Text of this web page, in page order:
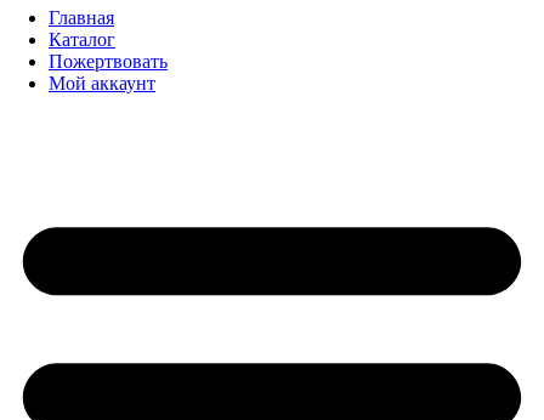
Главная
Каталог
Пожертвовать
Мой аккаунт